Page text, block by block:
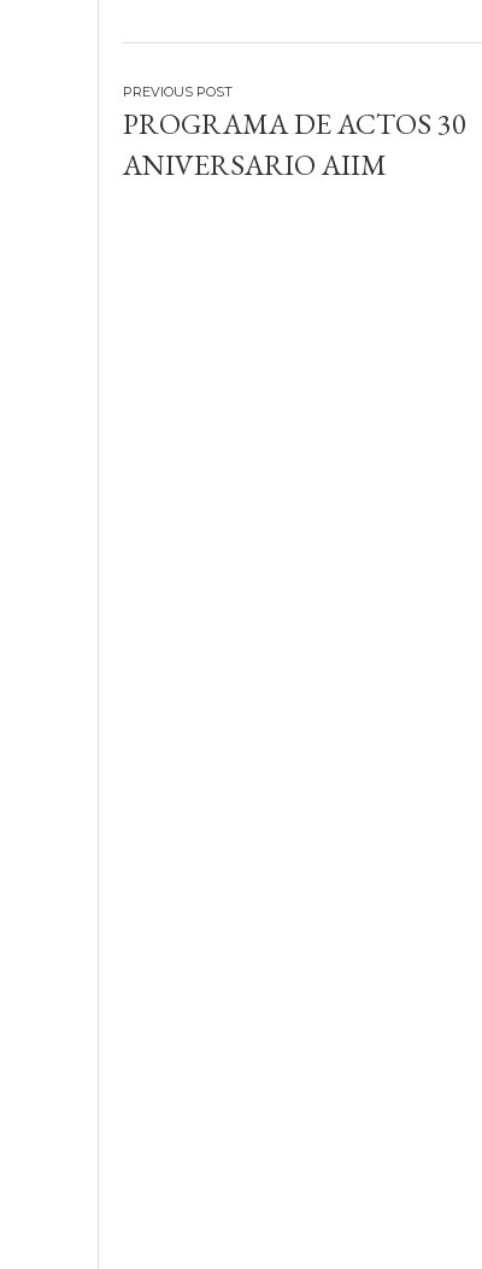
Navegación
de
entradas
PROGRAMA DE ACTOS 30
ANIVERSARIO AIIM